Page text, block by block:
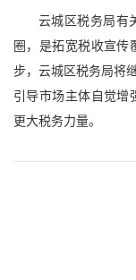
云城区税务局有
圈，是拓宽税收宣传
步，云城区税务局将
引导市场主体自觉增
更大税务力量。